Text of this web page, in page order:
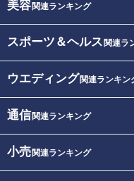
美容関連ランキング
スポーツ＆ヘルス 関連ラ
ウエディング関連ランキン
通信関連ランキング
小売関連ランキング